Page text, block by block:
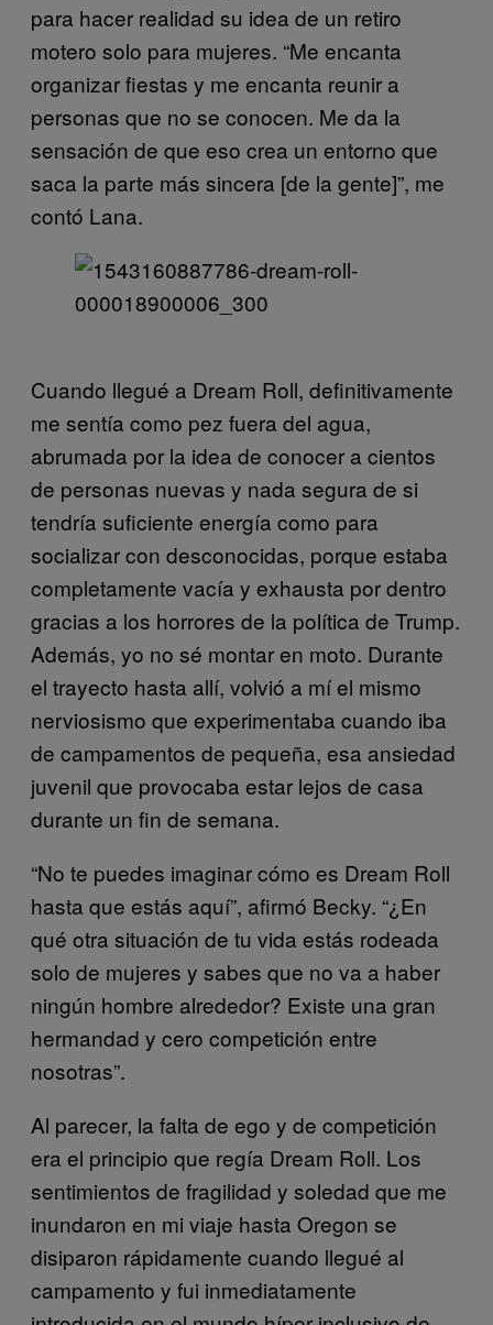
para hacer realidad su idea de un retiro
motero solo para mujeres. “Me encanta
organizar fiestas y me encanta reunir a
personas que no se conocen. Me da la
sensación de que eso crea un entorno que
saca la parte más sincera [de la gente]”, me
contó Lana.
Cuando llegué a Dream Roll, definitivamente
me sentía como pez fuera del agua,
abrumada por la idea de conocer a cientos
de personas nuevas y nada segura de si
tendría suficiente energía como para
socializar con desconocidas, porque estaba
completamente vacía y exhausta por dentro
gracias a los horrores de la política de Trump.
Además, yo no sé montar en moto. Durante
el trayecto hasta allí, volvió a mí el mismo
nerviosismo que experimentaba cuando iba
de campamentos de pequeña, esa ansiedad
juvenil que provocaba estar lejos de casa
durante un fin de semana.
“No te puedes imaginar cómo es Dream Roll
hasta que estás aquí”, afirmó Becky. “¿En
qué otra situación de tu vida estás rodeada
solo de mujeres y sabes que no va a haber
ningún hombre alrededor? Existe una gran
hermandad y cero competición entre
nosotras”.
Al parecer, la falta de ego y de competición
era el principio que regía Dream Roll. Los
sentimientos de fragilidad y soledad que me
inundaron en mi viaje hasta Oregon se
disiparon rápidamente cuando llegué al
campamento y fui inmediatamente